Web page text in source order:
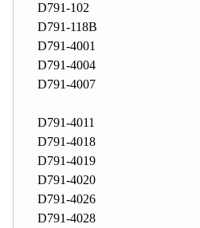
D791-102
D791-118B
D791-4001
D791-4004
D791-4007
D791-4011
D791-4018
D791-4019
D791-4020
D791-4026
D791-4028